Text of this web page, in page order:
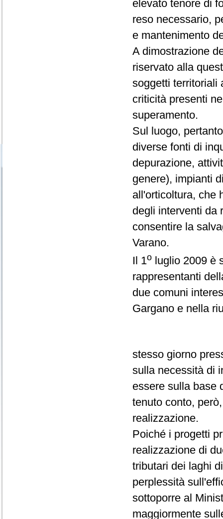
elevato tenore di
reso necessario,
e mantenimento
A dimostrazione
riservato alla
soggetti territoriali
criticità presenti
superamento.
Sul luogo,
diverse fonti di
depurazione,
genere), impianti
all'orticoltura, che
degli interventi da
consentire la
Varano.
Il 1o luglio 2009 è
rappresentanti
due comuni
Gargano e nella
stesso giorno
sulla necessità di
essere sulla base
tenuto conto,
realizzazione.
Poiché i progetti
realizzazione di
tributari dei laghi
perplessità
sottoporre al
maggiormente